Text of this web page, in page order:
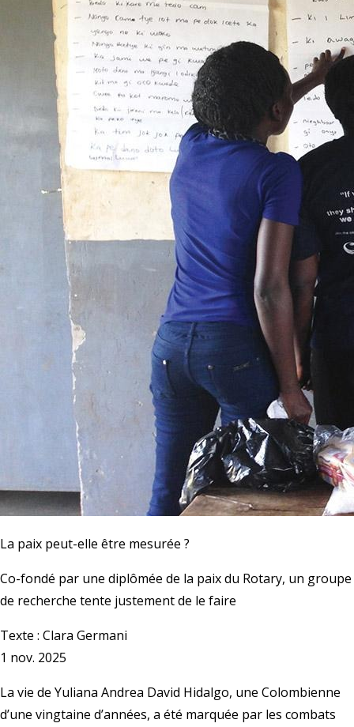
La paix peut-elle être mesurée ?
Co-fondé par une diplômée de la paix du Rotary, un groupe
de recherche tente justement de le faire
Texte : Clara Germani
1 nov. 2025
La vie de Yuliana Andrea David Hidalgo, une Colombienne
d’une vingtaine d’années, a été marquée par les combats